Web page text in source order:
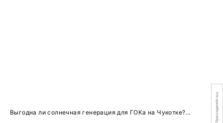
Выгодна ли солнечная генерация для ГОКа на Чукотке?... Присоединяйтесь